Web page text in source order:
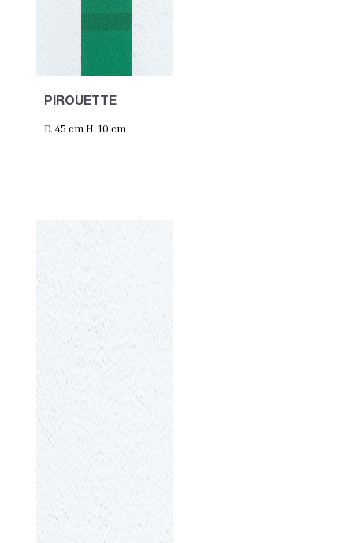
PIROUETTE
D. 45 cm H. 10 cm